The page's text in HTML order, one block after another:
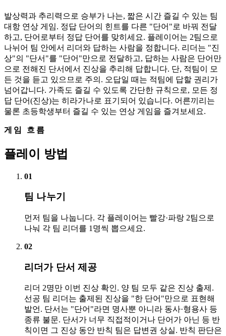
발상력과 추리력으로 승부가 나는, 짧은 시간 즐길 수 있는 팀
대항 연상 게임. 정답 단어의 힌트를 다른 "단어"로 바꿔 전달
하고, 단어로부터 정답 단어를 맞히세요. 플레이어는 2팀으로
나뉘어 팀 안에서 리더와 답하는 사람을 정합니다. 리더는 "진
상"의 "단서"를 "단어"만으로 전달하고, 답하는 사람은 단어만
으로 전해진 단서에서 진상을 추리해 답합니다. 단, 적팀이 모
든 것을 듣고 있으므로 주의. 오답일 때는 적팀에 답할 권리가
넘어갑니다. 가족도 즐길 수 있도록 간단한 규칙으로, 모든 정
답 단어(진상)는 히라가나로 표기되어 있습니다. 어른끼리는
물론 초등학생부터 즐길 수 있는 연상 게임을 즐겨보세요.
게임 흐름
플레이 방법
01
팀 나누기
먼저 팀을 나눕니다. 각 플레이어는 빨강·파랑 2팀으로
나눠 각 팀 리더를 1명씩 뽑으세요.
02
리더가 단서 제공
리더 2명만 이번 진상 확인. 양 팀 모두 같은 진상 출제.
선공 팀 리더는 출제된 진상을 "한 단어"만으로 표현해
발언. 단서는 "단어"라면 명사뿐 아니라 동사·형용사 등
종류 불문. 단서가 너무 직접적이거나 단어가 아닌 등 반
칙이면 그 진상 동안 반칙 팀은 답변권 상실. 반칙 판단은